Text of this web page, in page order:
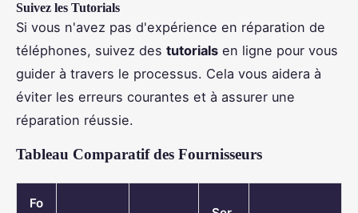
Suivez les Tutorials
Si vous n'avez pas d'expérience en réparation de
téléphones, suivez des tutorials en ligne pour vous
guider à travers le processus. Cela vous aidera à
éviter les erreurs courantes et à assurer une
réparation réussie.
Tableau Comparatif des Fournisseurs
Fo